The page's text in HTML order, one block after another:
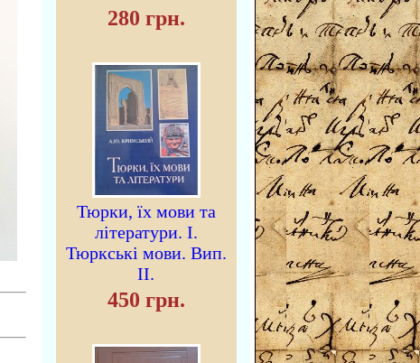
280 грн.
Тюрки, їх мови та
літератури. I.
Тюркські мови. Вип.
II.
450 грн.